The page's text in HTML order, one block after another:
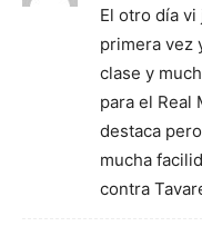
El otro día vi
primera vez
clase y
para el Real
destaca
mucha
contra